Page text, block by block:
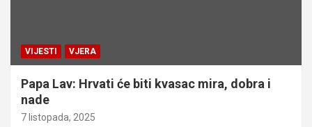
VIJESTI VJERA
Papa Lav: Hrvati će biti kvasac mira, dobra i
nade
7 listopada, 2025